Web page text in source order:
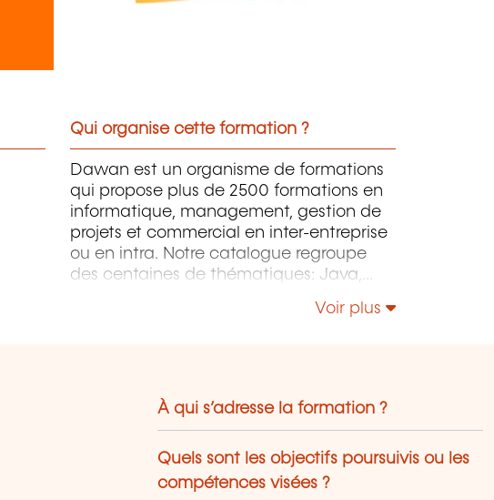
Qui organise cette formation ?
Dawan est un organisme de formations
qui propose plus de 2500 formations en
informatique, management, gestion de
projets et commercial en inter-entreprise
ou en intra. Notre catalogue regroupe
des centaines de thématiques: Java,
Windows Server, Vmware, Autocad,
Voir plus
À qui s’adresse la formation ?
Quels sont les objectifs poursuivis ou les
compétences visées ?